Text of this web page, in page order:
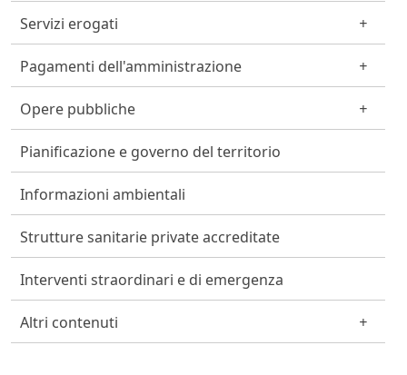
Servizi erogati
Pagamenti dell'amministrazione
Opere pubbliche
Pianificazione e governo del territorio
Informazioni ambientali
Strutture sanitarie private accreditate
Interventi straordinari e di emergenza
Altri contenuti